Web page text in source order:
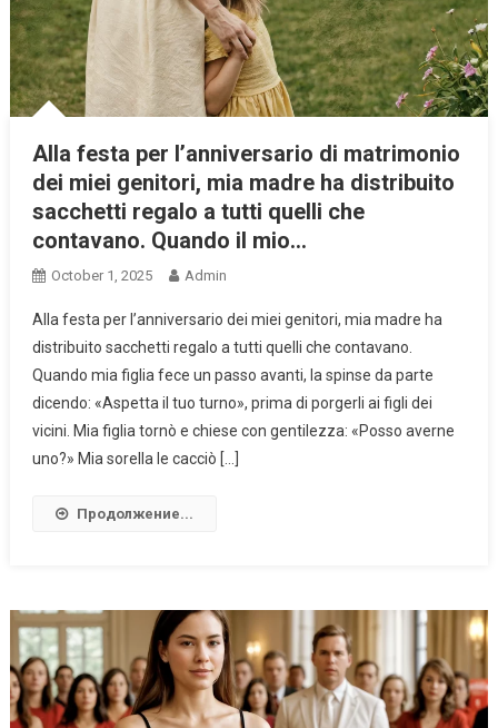
Alla festa per l’anniversario di matrimonio
dei miei genitori, mia madre ha distribuito
sacchetti regalo a tutti quelli che
contavano. Quando il mio…
October 1, 2025 Admin
Alla festa per l’anniversario dei miei genitori, mia madre ha
distribuito sacchetti regalo a tutti quelli che contavano.
Quando mia figlia fece un passo avanti, la spinse da parte
dicendo: «Aspetta il tuo turno», prima di porgerli ai figli dei
vicini. Mia figlia tornò e chiese con gentilezza: «Posso averne
uno?» Mia sorella le cacciò […]
Продолжение...